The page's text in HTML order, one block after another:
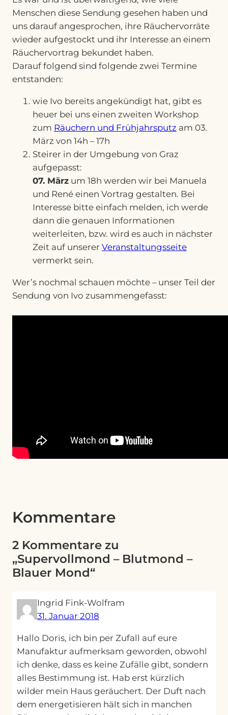
Menschen diese Sendung gesehen haben und
uns darauf angesprochen, ihre Räuchervorräte
wieder aufgestockt und ihr Interesse an einem
Räuchervortrag bekundet haben.
Darauf folgend sind folgende zwei Termine
entstanden:
wie Ivo bereits angekündigt hat, gibt es
heuer bei uns einen zweiten Workshop
zum Räuchern und Frühjahrsputz am 03.
März von 14h – 17h
Steirer in der Umgebung von Graz
aufgepasst:
07. März um 18h werden wir bei Manuela
und René einen Vortrag gestalten. Bei
Interesse bitte einfach melden, ich werde
dann die genauen Informationen
weiterleiten, bzw. wird es auch in nächster
Zeit auf unserer Veranstaltungsseite
vermerkt sein.
Wer’s nochmal schauen möchte – unser Teil der
Sendung von Ivo zusammengefasst:
Kommentare
2 Kommentare zu
„Supervollmond – Blutmond –
Blauer Mond“
Ingrid Fink-Wolfram
31. Januar 2018
Hallo Doris, ich bin per Zufall auf eure
Manufaktur aufmerksam geworden, obwohl
ich denke, dass es keine Zufälle gibt, sondern
alles Bestimmung ist. Hab erst kürzlich
wilder mein Haus geräuchert. Der Duft nach
dem energetisieren hält sich in manchen